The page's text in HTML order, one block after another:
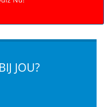
JOU?